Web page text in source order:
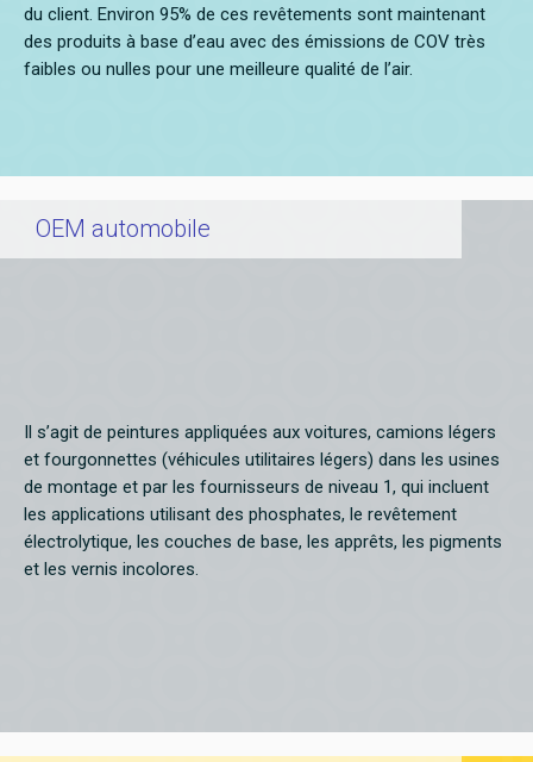
du client. Environ 95% de ces revêtements sont maintenant
des produits à base d’eau avec des émissions de COV très
faibles ou nulles pour une meilleure qualité de l’air.
OEM automobile
Il s’agit de peintures appliquées aux voitures, camions légers
et fourgonnettes (véhicules utilitaires légers) dans les usines
de montage et par les fournisseurs de niveau 1, qui incluent
les applications utilisant des phosphates, le revêtement
électrolytique, les couches de base, les apprêts, les pigments
et les vernis incolores.